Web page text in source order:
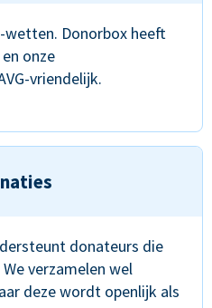
wetten. Donorbox heeft
onze
vriendelijk.
donateurs die
verzamelen wel
deze wordt openlijk als